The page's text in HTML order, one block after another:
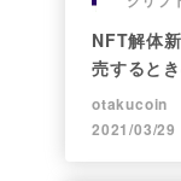
NFT解体
売すると
ト】
otakucoin
2021/03/29